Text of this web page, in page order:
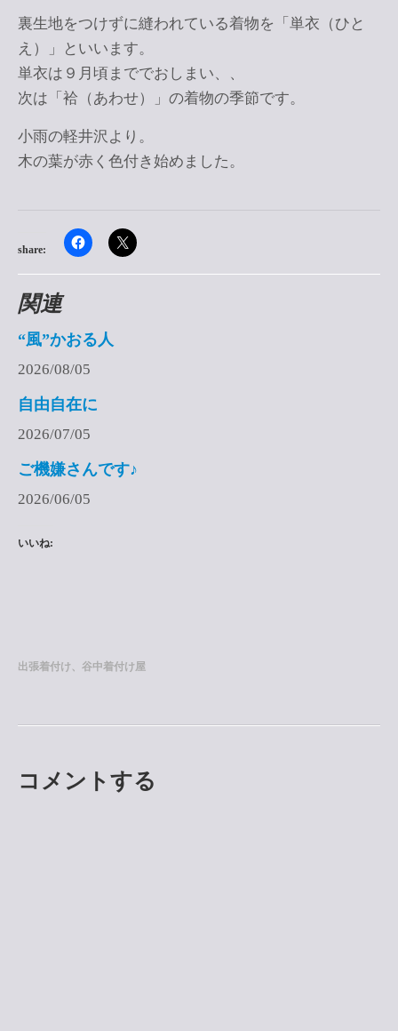
裏生地をつけずに縫われている着物を「単衣（ひと
え）」といいます。
単衣は９月頃まででおしまい、、
次は「袷（あわせ）」の着物の季節です。
小雨の軽井沢より。
木の葉が赤く色付き始めました。
share:
関連
“風”かおる人
2026/08/05
自由自在に
2026/07/05
ご機嫌さんです♪
2026/06/05
いいね:
出張着付け、谷中着付け屋
コメントする